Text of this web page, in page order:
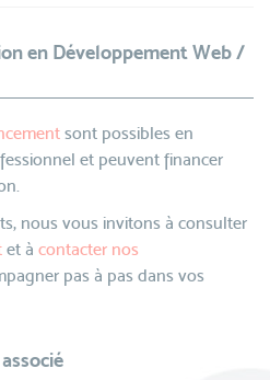
en Développement Web /
sont possibles en
et peuvent financer
nous vous invitons à consulter
et à contacter nos
pas à pas dans vos